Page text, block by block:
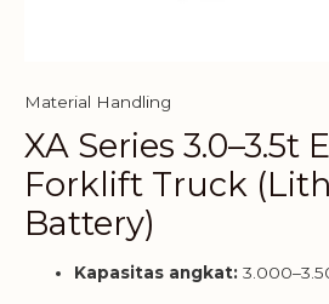
Material Handling
XA Series 3.0–3.5t
Forklift Truck
Battery)
Kapasitas angkat: